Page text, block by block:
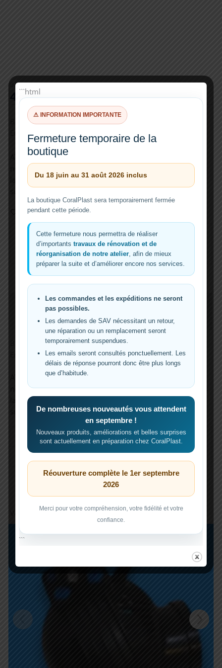
Bras PVC Pression 40Cm
4,99€
Bras en PVC pression de 40Cm pour notre oscillateur.
Envoie’ troue’ et avec une vis de fixage
ATTENTION: Si votre pompe n’est pas répertoriée, veuillez
nous envoyer un
avec le modèle de pompe et dans
la grande majorité des cas, nous pouvons réaliser un
Add to Wishlist
Guaranteed Safe Checkout
Description
Informations complémentaires
Bras en PVC pression de 40Cm pour notre oscillateur.
Envoie’ troue’ et avec une vis de fixage
ATTENTION: Si votre pompe n’est pas répertoriée, veuillez
nous envoyer une-mailavec le modèle de pompe et dans
la grande majorité des cas, nous pouvons réaliser un
support personnalisé sans frais supplémentaires.
0,1 kg
Dimensions
3 × 3 × 3 cm
Vous aimerez peut-être aussi…
```html
⚠ INFORMATION IMPORTANTE
Fermeture temporaire de la
boutique
Du 18 juin au 31 août 2026 inclus
La boutique CoralPlast sera temporairement fermée
pendant cette période.
Cette fermeture nous permettra de réaliser
d’importants travaux de rénovation et de
réorganisation de notre atelier , afin de mieux
préparer la suite et d’améliorer encore nos services.
Les commandes et les expéditions ne seront
pas possibles.
Les demandes de SAV nécessitant un retour,
une réparation ou un remplacement seront
temporairement suspendues.
Les emails seront consultés ponctuellement. Les
délais de réponse pourront donc être plus longs
que d’habitude.
De nombreuses nouveautés vous attendent
en septembre !
Nouveaux produits, améliorations et belles surprises
sont actuellement en préparation chez CoralPlast.
Réouverture complète le 1er septembre
2026
Merci pour votre compréhension, votre fidélité et votre
confiance.
```